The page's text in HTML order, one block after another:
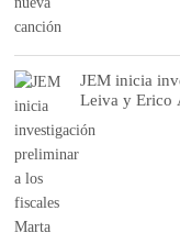
JEM inicia
Leiva y Erico